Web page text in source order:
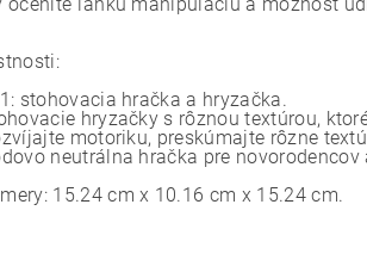
stohovacia hračka a hryzačka.
hryzačky s rôznou textúrou,
motoriku, preskúmajte rôzne
neutrálna hračka pre novorodencov
15.24 cm x 10.16 cm x 15.24 cm.